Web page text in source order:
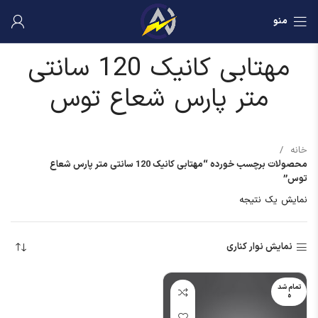
منو
مهتابی کانیک 120 سانتی
متر پارس شعاع توس
خانه
محصولات برچسب خورده “مهتابی کانیک 120 سانتی متر پارس شعاع
توس”
نمایش یک نتیجه
نمایش نوار کناری
تمام شد
ه